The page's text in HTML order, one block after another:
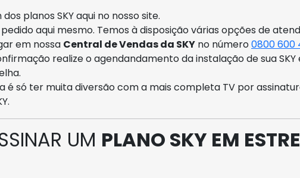
planos SKY aqui no nosso site.
pedido aqui mesmo. Temos à disposição várias opções de
em nossa Central de Vendas da SKY no número0800 600
realize o agendandamento da instalação de sua SKY
é só ter muita diversão com a mais completa TV por
UM PLANO SKY EM